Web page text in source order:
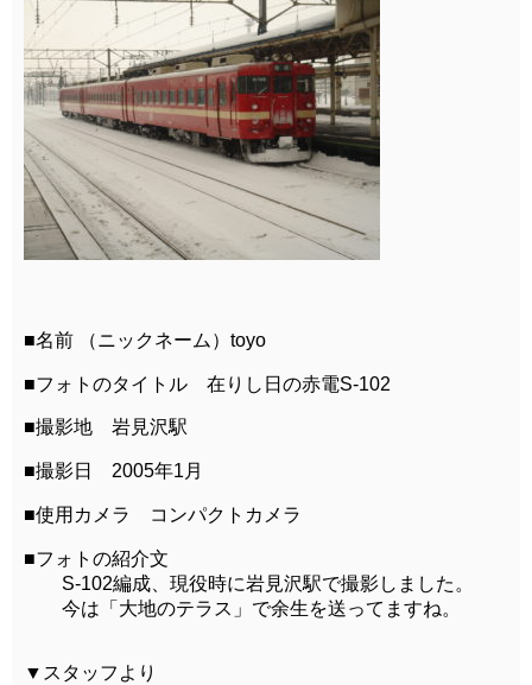
■名前 （ニックネーム）toyo
■フォトのタイトル 在りし日の赤電S-102
■撮影地 岩見沢駅
■撮影日 2005年1月
■使用カメラ コンパクトカメラ
■フォトの紹介文
S-102編成、現役時に岩見沢駅で撮影しました。
今は「大地のテラス」で余生を送ってますね。
▼スタッフより